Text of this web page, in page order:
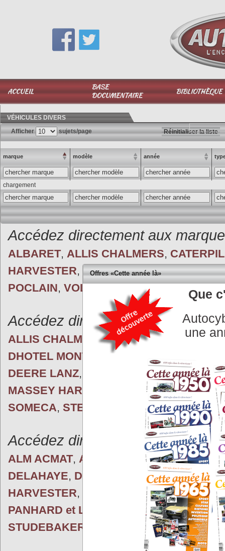
ACCUEIL
BASE
DOCUMENTAIRE
BIBLIOTHÈQUE
06 51 040 025
VÉHICULES DIVERS
Afficher
sujets/page Réinitialiser la liste
marque modèle année
chargement
Accédez directement aux
ALBARET, ALLIS CHALMERS,
HARVESTER, LAFFLY,LETOURNEAU,
POCLAIN, VOLVO
Accédez directement aux
ALLIS CHALMERS,ARNOUX, BABIOLE,
DHOTEL MONTARLOT
DEERE LANZ, LAMBORGHINI,LE
MASSEY HARRIS
PACIFIC CAR,
SOMECA, STEYR VENDEUVRE,VOLVO
Accédez directement aux
ALM ACMAT, AMERICAN MOTORS,AMX
DELAHAYE, DIAMOND DODGE,FORD ,
HARVESTER, LATIL,LEYLAND,
PANHARD et LEVASSOR
PEUGEOT,
STUDEBAKER
THORNYCROFT,UNIC
Offres «Cette année là»
Que
une